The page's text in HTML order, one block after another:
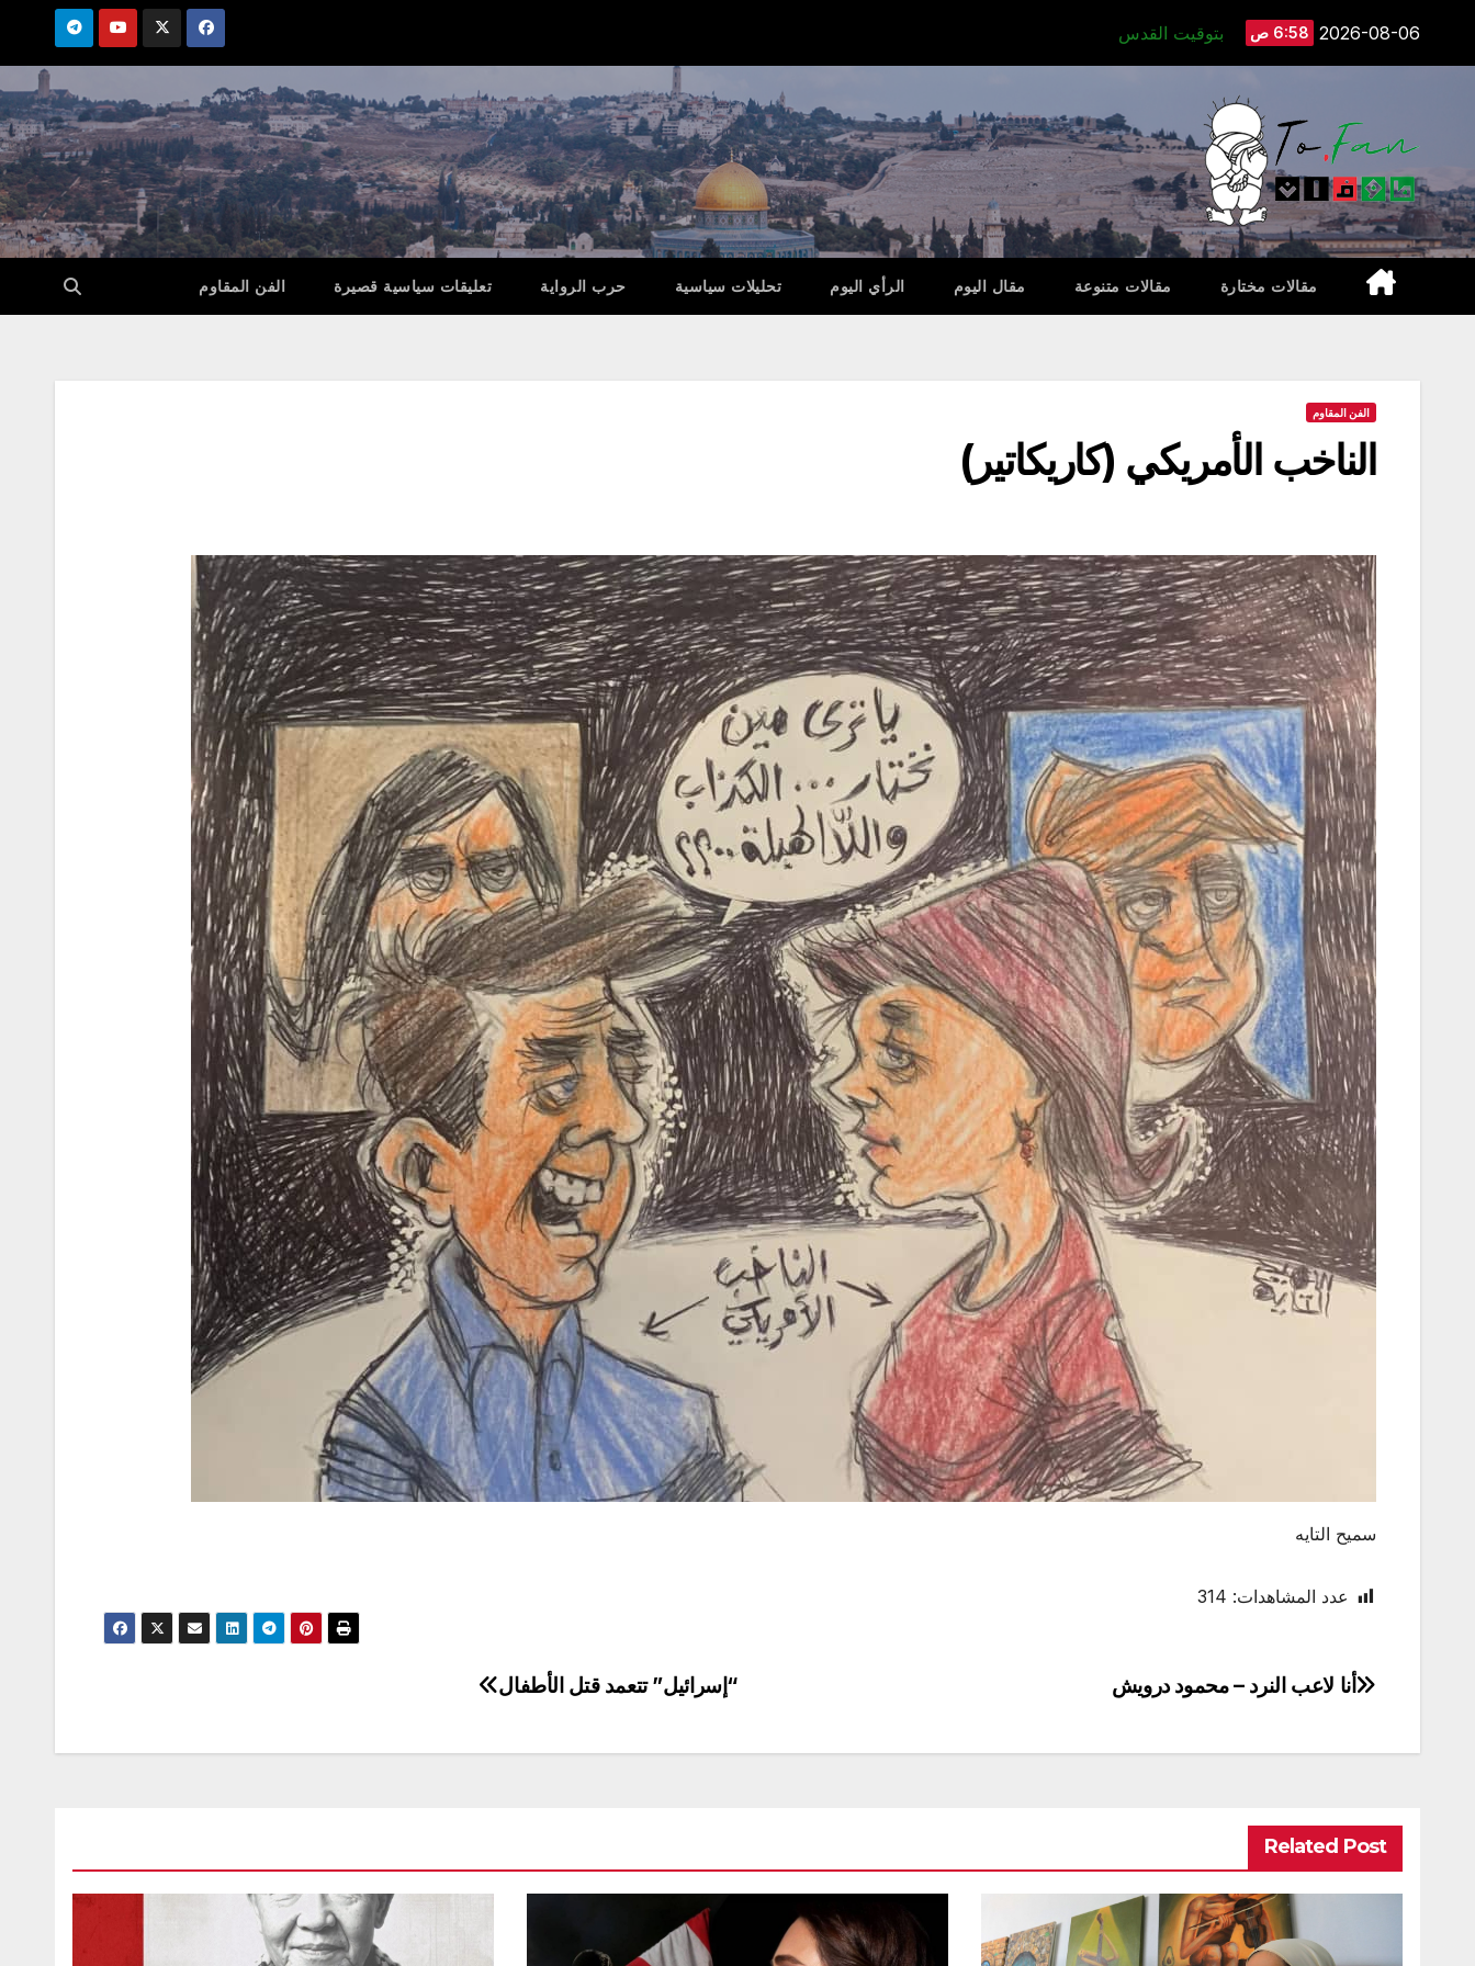
2026-08-06 6:58 ص بتوقيت القدس
مقالات مختارة مقالات متنوعة مقال اليوم الرأي اليوم تحليلات سياسية حرب الرواية تعليقات سياسية قصيرة الفن المقاوم
الفن المقاوم
الناخب الأمريكي (كاريكاتير)
سميح التايه
عدد المشاهدات: 314
تصفّح
“إسرائيل” تتعمد قتل الأطفال أنا لاعب النرد – محمود درويش
Related Post